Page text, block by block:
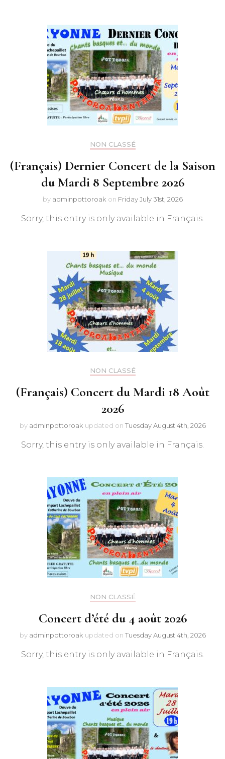
NON CLASSÉ
(Français) Dernier Concert de la Saison
du Mardi 8 Septembre 2026
by adminpottoroak on Friday July 31st, 2026
Sorry, this entry is only available in Français.
NON CLASSÉ
(Français) Concert du Mardi 18 Août
2026
by adminpottoroak updated on Tuesday August 4th, 2026
Sorry, this entry is only available in Français.
NON CLASSÉ
Concert d’été du 4 août 2026
by adminpottoroak updated on Tuesday August 4th, 2026
Sorry, this entry is only available in Français.